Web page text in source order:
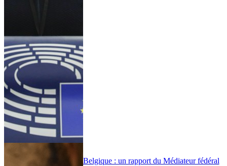
Belgique : un rapport du Médiateur fédéral